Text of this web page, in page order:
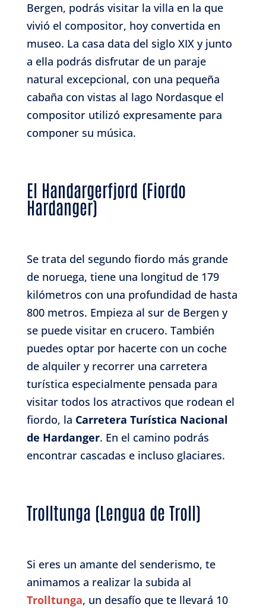
Bergen, podrás visitar la villa en la que
vivió el compositor, hoy convertida en
museo. La casa data del siglo XIX y junto
a ella podrás disfrutar de un paraje
natural excepcional, con una pequeña
cabaña con vistas al lago Nordasque el
compositor utilizó expresamente para
componer su música.
El Handargerfjord (Fiordo
Hardanger)
Se trata del segundo fiordo más grande
de noruega, tiene una longitud de 179
kilómetros con una profundidad de hasta
800 metros. Empieza al sur de Bergen y
se puede visitar en crucero. También
puedes optar por hacerte con un coche
de alquiler y recorrer una carretera
turística especialmente pensada para
visitar todos los atractivos que rodean el
fiordo, la Carretera Turística Nacional
de Hardanger. En el camino podrás
encontrar cascadas e incluso glaciares.
Trolltunga (Lengua de Troll)
Si eres un amante del senderismo, te
animamos a realizar la subida al
Trolltunga, un desafío que te llevará 10